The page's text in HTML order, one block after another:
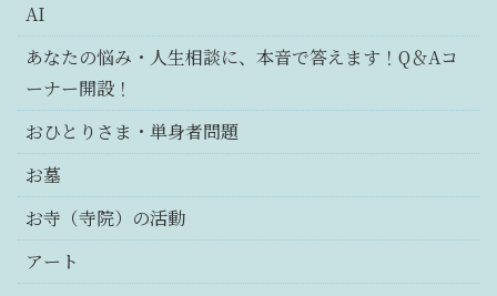
AI
あなたの悩み・人生相談に、本音で答えます！Q＆Aコ
ーナー開設！
おひとりさま・単身者問題
お墓
お寺（寺院）の活動
アート